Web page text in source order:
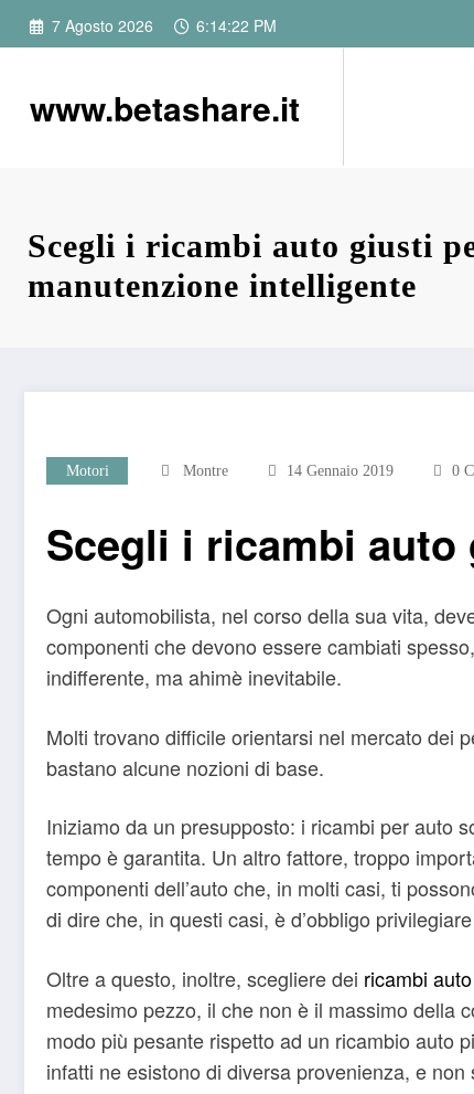
7 Agosto 2026 6:14:23 PM
www.betashare.it
Scegli i ricambi auto giusti
manutenzione intelligente
Motori Montre 14 Gennaio 2019 0
Scegli i ricambi
Ogni automobilista, nel corso della sua vita,
componenti che devono essere cambiati
indifferente, ma ahimè inevitabile.
Molti trovano difficile orientarsi nel mercato dei
bastano alcune nozioni di base.
Iniziamo da un presupposto: i ricambi per auto
tempo è garantita. Un altro fattore, troppo
componenti dell’auto che, in molti casi, ti
di dire che, in questi casi, è d’obbligo
Oltre a questo, inoltre, scegliere dei ricambi auto
medesimo pezzo, il che non è il massimo
modo più pesante rispetto ad un ricambio auto
infatti ne esistono di diversa provenienza, e